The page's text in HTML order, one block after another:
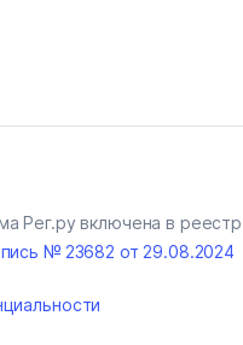
Рег.ру включена в реестр
№ 23682 от 29.08.2024